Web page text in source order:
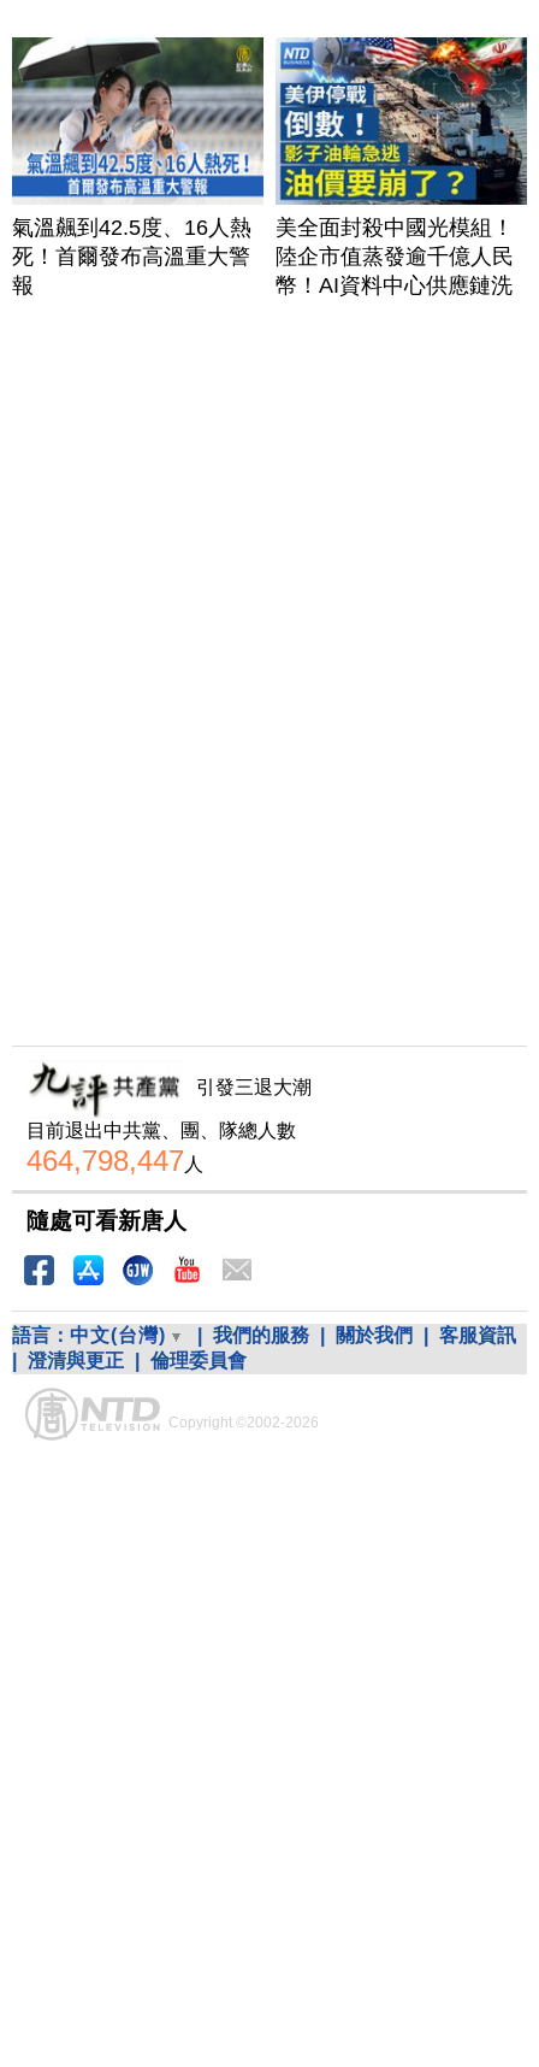
氣溫飆到42.5度、16人熱
死！首爾發布高溫重大警
報
美全面封殺中國光模組！
陸企市值蒸發逾千億人民
幣！AI資料中心供應鏈洗
引發三退大潮
目前退出中共黨、團、隊總人數
464,798,447人
隨處可看新唐人
語言： 中文(台灣) 我們的服務 關於我們
客服資訊
澄清與更正 倫理委員會
Copyright ©2002-2026